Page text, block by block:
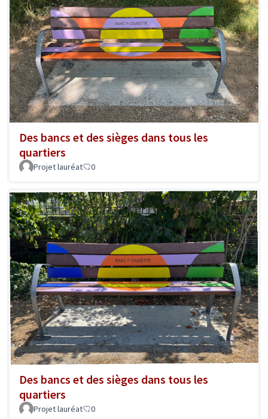
Des bancs et des sièges dans tous les
quartiers
Projet lauréat 0
Des bancs et des sièges dans tous les
quartiers
Projet lauréat 0